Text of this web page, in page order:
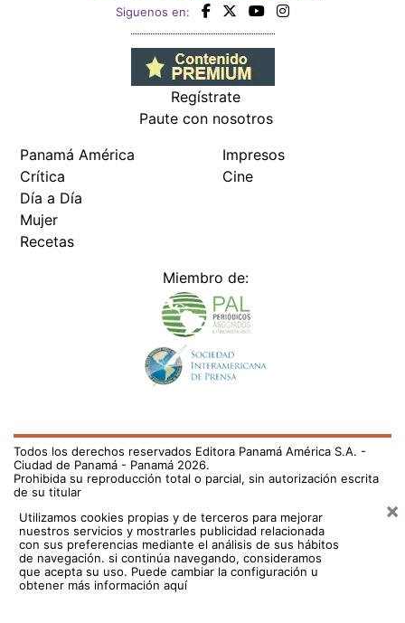
Siguenos en:
Regístrate
Paute con nosotros
Panamá América
Crítica
Día a Día
Mujer
Recetas
Impresos
Cine
Miembro de:
Todos los derechos reservados Editora Panamá América S.A. -
Ciudad de Panamá - Panamá 2026.
Prohibida su reproducción total o parcial, sin autorización escrita
de su titular
Utilizamos cookies propias y de terceros para mejorar
nuestros servicios y mostrarles publicidad relacionada
con sus preferencias mediante el análisis de sus hábitos
de navegación. si continúa navegando, consideramos
que acepta su uso. Puede cambiar la configuración u
obtener más información aquí
×